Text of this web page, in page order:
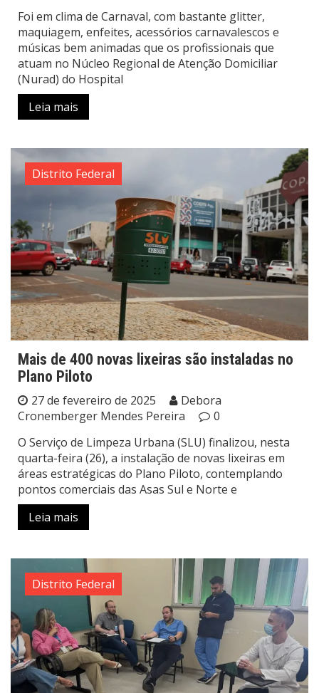
Foi em clima de Carnaval, com bastante glitter,
maquiagem, enfeites, acessórios carnavalescos e
músicas bem animadas que os profissionais que
atuam no Núcleo Regional de Atenção Domiciliar
(Nurad) do Hospital
Leia mais
Distrito Federal
Mais de 400 novas lixeiras são instaladas no
Plano Piloto
27 de fevereiro de 2025
Debora
Cronemberger Mendes Pereira
0
O Serviço de Limpeza Urbana (SLU) finalizou, nesta
quarta-feira (26), a instalação de novas lixeiras em
áreas estratégicas do Plano Piloto, contemplando
pontos comerciais das Asas Sul e Norte e
Leia mais
Distrito Federal